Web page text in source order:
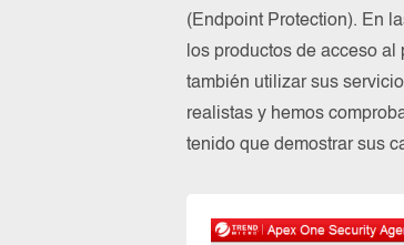
(Endpoint Protection). En
los productos de acceso
también utilizar sus
realistas y hemos
tenido que demostrar sus